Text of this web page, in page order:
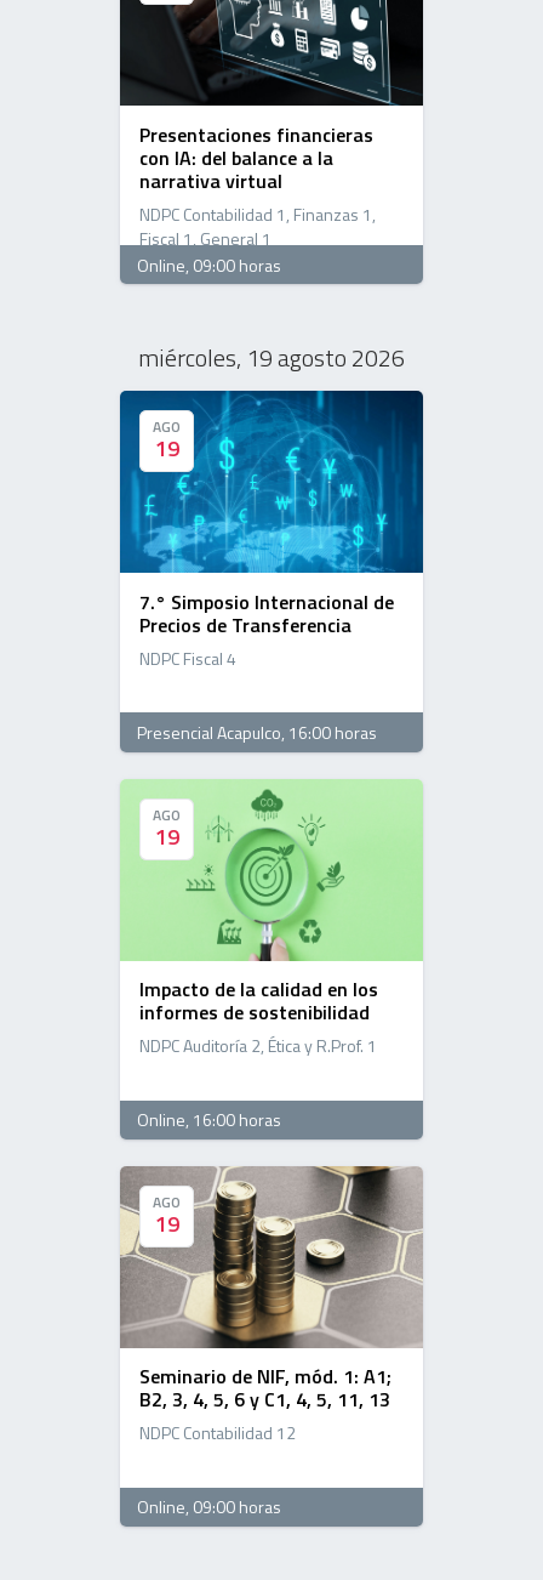
Presentaciones financieras
con IA: del balance a la
narrativa virtual
NDPC Contabilidad 1, Finanzas 1,
Fiscal 1, General 1
Online, 09:00 horas
miércoles, 19 agosto 2026
AGO
19
AGO
19
7.° Simposio Internacional de
Precios de Transferencia
NDPC Fiscal 4
Presencial Acapulco, 16:00 horas
AGO
19
AGO
19
Impacto de la calidad en los
informes de sostenibilidad
NDPC Auditoría 2, Ética y R.Prof. 1
Online, 16:00 horas
AGO
19
AGO
19
Seminario de NIF, mód. 1: A1;
B2, 3, 4, 5, 6 y C1, 4, 5, 11, 13
NDPC Contabilidad 12
Online, 09:00 horas